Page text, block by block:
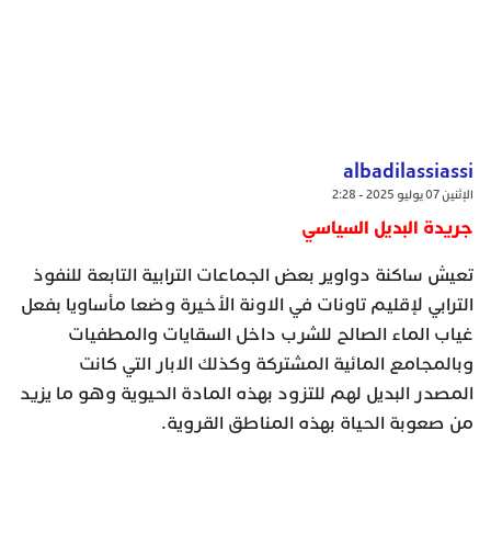
albadilassiassi
الإثنين 07 يوليو 2025 - 2:28
جريدة البديل السياسي
تعيش ساكنة دواوير بعض الجماعات الترابية التابعة للنفوذ
الترابي لإقليم تاونات في الاونة الأخيرة وضعا مأساويا بفعل
غياب الماء الصالح للشرب داخل السقايات والمطفيات
وبالمجامع المائية المشتركة وكذلك الابار التي كانت
المصدر البديل لهم للتزود بهذه المادة الحيوية وهو ما يزيد
من صعوبة الحياة بهذه المناطق القروية.